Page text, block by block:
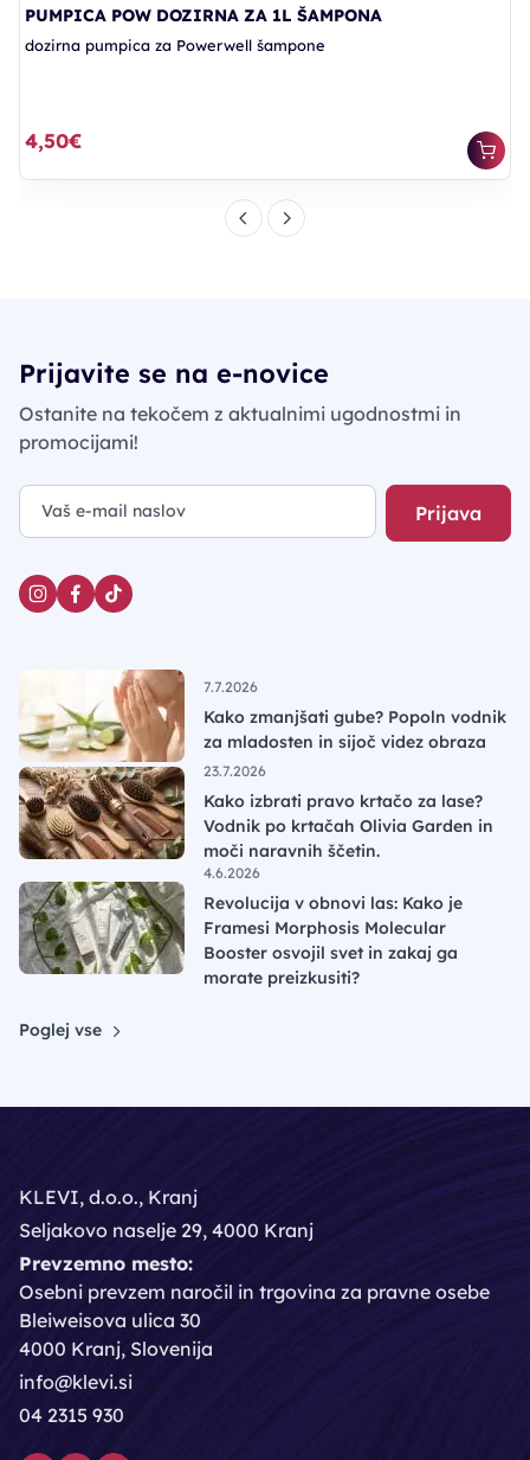
PUMPICA POW DOZIRNA ZA 1L ŠAMPONA
dozirna pumpica za Powerwell šampone
4,50€
Prijavite se na e-novice
Ostanite na tekočem z aktualnimi ugodnostmi in
promocijami!
Prijava
7.7.2026
Kako zmanjšati gube? Popoln vodnik
za mladosten in sijoč videz obraza
23.7.2026
Kako izbrati pravo krtačo za lase?
Vodnik po krtačah Olivia Garden in
moči naravnih ščetin.
4.6.2026
Revolucija v obnovi las: Kako je
Framesi Morphosis Molecular
Booster osvojil svet in zakaj ga
morate preizkusiti?
Poglej vse
KLEVI, d.o.o., Kranj
Seljakovo naselje 29, 4000 Kranj
Prevzemno mesto:
Osebni prevzem naročil in trgovina za pravne osebe
Bleiweisova ulica 30
4000 Kranj, Slovenija
info@klevi.si
04 2315 930